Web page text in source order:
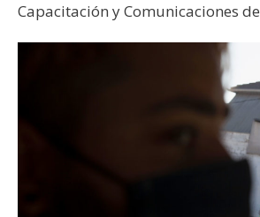
Capacitación y Comunicaciones